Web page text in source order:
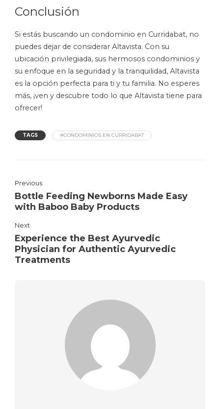
Conclusión
Si estás buscando un condominio en Curridabat, no
puedes dejar de considerar Altavista. Con su
ubicación privilegiada, sus hermosos condominios y
su enfoque en la seguridad y la tranquilidad, Altavista
es la opción perfecta para ti y tu familia. No esperes
más, ¡ven y descubre todo lo que Altavista tiene para
ofrecer!
TAGS #CONDOMINIOS EN CURRIDABAT
Previous
Bottle Feeding Newborns Made Easy
with Baboo Baby Products
Next
Experience the Best Ayurvedic
Physician for Authentic Ayurvedic
Treatments